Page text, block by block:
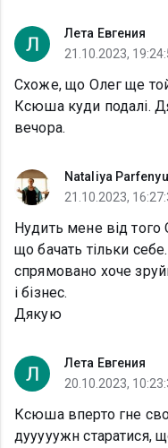
Лета Евгения
21.10.2023,
Схоже, що Олег ще
Ксюша куди подалі.
вечора.
Nataliya
21.10.2023,
Нудить мене від того
що бачать тільки
спрямовано хоче
і бізнес.
Дякую
Лета Евгения
20.10.2023,
Ксюша вперто гне
дууууужн старатися,